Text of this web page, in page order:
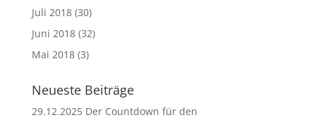
Juli 2018(30)
Juni 2018(32)
Mai 2018(3)
Neueste Beiträge
29.12.2025 Der Countdown für den